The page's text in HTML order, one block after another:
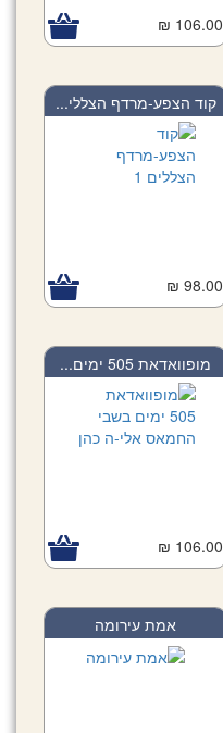
106.00 ₪
קוד הצפע-מרדף הצללי...
98.00 ₪
מופוואדאת 505 ימים...
106.00 ₪
אמת עירומה